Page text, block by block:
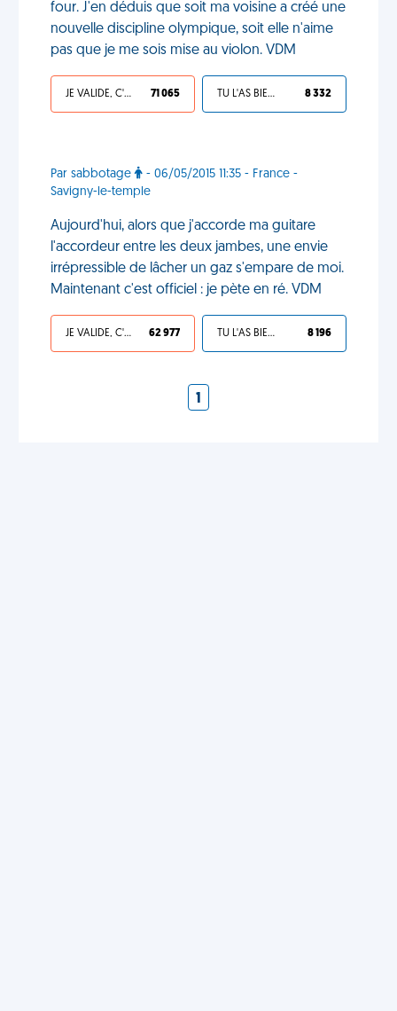
four. J'en déduis que soit ma voisine a créé une
nouvelle discipline olympique, soit elle n'aime
pas que je me sois mise au violon. VDM
JE VALIDE, C'EST UNE VDM 71 065 TU L'AS BIEN MÉRITÉ 8 332
Par sabbotage
- 06/05/2015 11:35 - France -
Savigny-le-temple
Aujourd'hui, alors que j'accorde ma guitare
l'accordeur entre les deux jambes, une envie
irrépressible de lâcher un gaz s'empare de moi.
Maintenant c'est officiel : je pète en ré. VDM
JE VALIDE, C'EST UNE VDM 62 977 TU L'AS BIEN MÉRITÉ 8 196
1